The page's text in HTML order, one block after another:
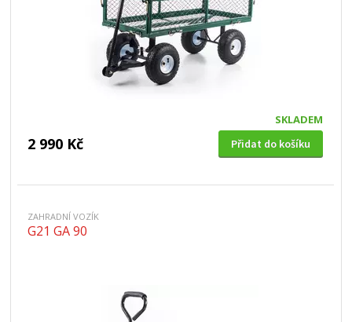
SKLADEM
2 990 Kč Přidat do košíku
ZAHRADNÍ VOZÍK
G21 GA 90